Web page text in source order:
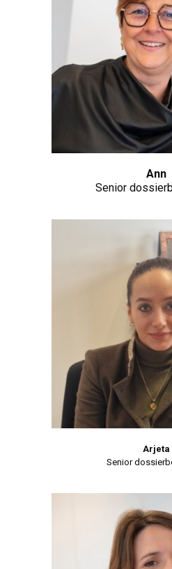
Ann
Senior
Arjeta
Senior